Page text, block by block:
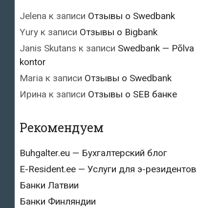
Jelena к записи Отзывы о Swedbank
Yury к записи Отзывы о Bigbank
Janis Skutans к записи Swedbank — Põlva
kontor
Maria к записи Отзывы о Swedbank
Ирина к записи Отзывы о SEB банке
Рекомендуем
Buhgalter.eu — Бухгалтерский блог
E-Resident.ee — Услуги для э-резидентов
Банки Латвии
Банки Финляндии